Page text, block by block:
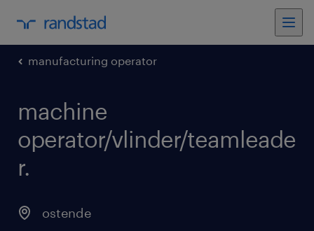
manufacturing operator
machine
operator/vlinder/teamleade
r.
ostende